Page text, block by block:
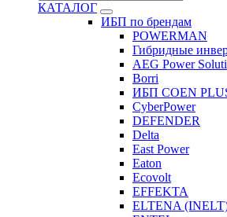
КАТАЛОГ
ИБП по брендам
POWERMAN
Гибридные
AEG Power
Borri
ИБП COEN
CyberPower
DEFENDER
Delta
East Power
Eaton
Ecovolt
EFFEKTA
ELTENA